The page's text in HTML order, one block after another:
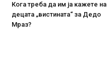
Кога треба да им ја кажете на
децата „вистината“ за Дедо
Мраз?